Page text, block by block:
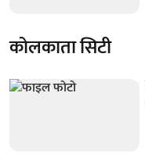
कोलकाता सिटी